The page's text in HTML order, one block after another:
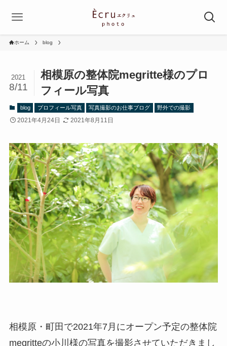
ホーム blog
相模原の整体院megritte様のプロ
フィール写真
2021
8/11
blog プロフィール写真 写真撮影のお仕事ブログ 野外での撮影
2021年4月24日 2021年8月11日
相模原・町田で2021年7月にオープン予定の整体院
megritteの小川様の写真を撮影させていただきまし